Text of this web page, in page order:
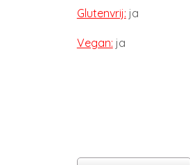
Glutenvrij: ja
Vegan: ja